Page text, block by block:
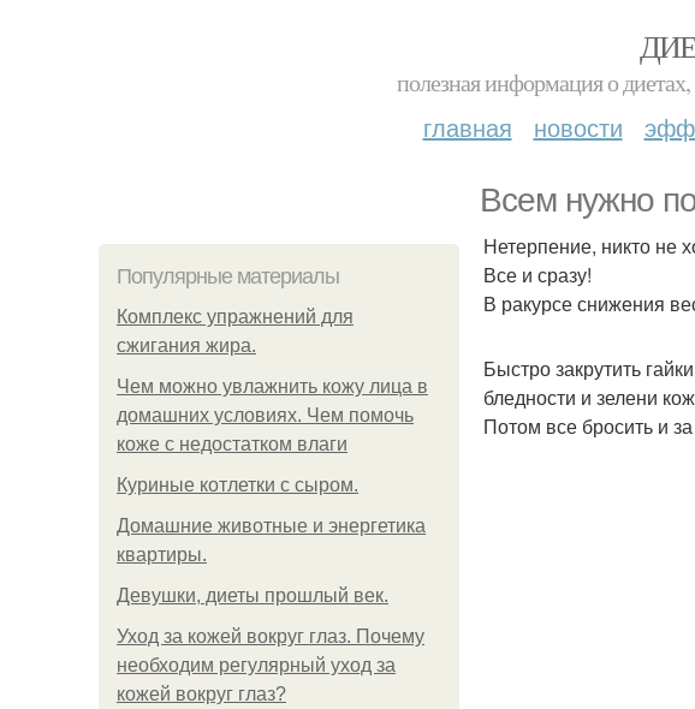
полезная информация о
главная новости
Всем нужно
Популярные материалы
Комплекс упражнений для
сжигания жира.
Чем можно увлажнить кожу лица в
домашних условиях. Чем помочь
коже с недостатком влаги
Куриные котлетки с сыром.
Домашние животные и энергетика
квартиры.
Девушки, диеты прошлый век.
Уход за кожей вокруг глаз. Почему
необходим регулярный уход за
кожей вокруг глаз?
Нетерпение, никто не
Все и сразу!
В ракурсе снижения
Быстро закрутить
бледности и зелени
Потом все бросить и